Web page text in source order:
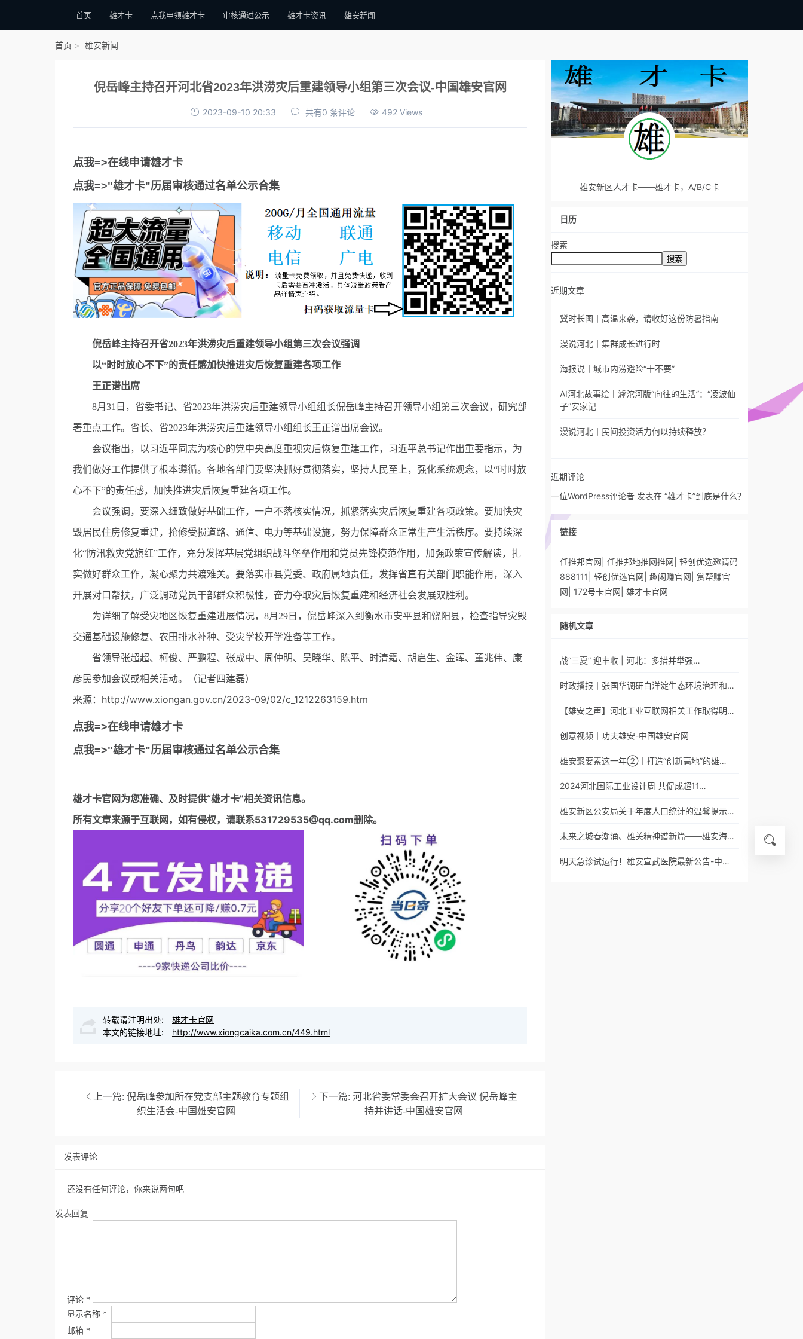
首页 雄才卡 点我申领雄才卡 审核通过公示 雄才卡资讯 雄安新闻
首页 雄安新闻
倪岳峰主持召开河北省2023年洪涝灾后重建领导小组第三次会议-中国雄安官网
2023-09-10 20:33 共有0 条评论 492 Views
点我=>在线申请雄才卡
点我=>"雄才卡"历届审核通过名单公示合集
倪岳峰主持召开省2023年洪涝灾后重建领导小组第三次会议强调
以“时时放心不下”的责任感加快推进灾后恢复重建各项工作
王正谱出席
8月31日，省委书记、省2023年洪涝灾后重建领导小组组长倪岳峰主持召开领导小组第三次会议，研究部
署重点工作。省长、省2023年洪涝灾后重建领导小组组长王正谱出席会议。
会议指出，以习近平同志为核心的党中央高度重视灾后恢复重建工作，习近平总书记作出重要指示，为
我们做好工作提供了根本遵循。各地各部门要坚决抓好贯彻落实，坚持人民至上，强化系统观念，以“时时放
心不下”的责任感，加快推进灾后恢复重建各项工作。
会议强调，要深入细致做好基础工作，一户不落核实情况，抓紧落实灾后恢复重建各项政策。要加快灾
毁居民住房修复重建，抢修受损道路、通信、电力等基础设施，努力保障群众正常生产生活秩序。要持续深
化“防汛救灾党旗红”工作，充分发挥基层党组织战斗堡垒作用和党员先锋模范作用，加强政策宣传解读，扎
实做好群众工作，凝心聚力共渡难关。要落实市县党委、政府属地责任，发挥省直有关部门职能作用，深入
开展对口帮扶，广泛调动党员干部群众积极性，奋力夺取灾后恢复重建和经济社会发展双胜利。
为详细了解受灾地区恢复重建进展情况，8月29日，倪岳峰深入到衡水市安平县和饶阳县，检查指导灾毁
交通基础设施修复、农田排水补种、受灾学校开学准备等工作。
省领导张超超、柯俊、严鹏程、张成中、周仲明、吴晓华、陈平、时清霜、胡启生、金晖、董兆伟、康
彦民参加会议或相关活动。（记者四建磊）
来源：http://www.xiongan.gov.cn/2023-09/02/c_1212263159.htm
点我=>在线申请雄才卡
点我=>"雄才卡"历届审核通过名单公示合集
雄才卡官网为您准确、及时提供“雄才卡”相关资讯信息。
所有文章来源于互联网，如有侵权，请联系531729535@qq.com删除。
转载请注明出处:
雄才卡官网
本文的链接地址:
http://www.xiongcaika.com.cn/449.html
上一篇: 倪岳峰参加所在党支部主题教育专题组
织生活会-中国雄安官网
下一篇: 河北省委常委会召开扩大会议 倪岳峰主
持并讲话-中国雄安官网
发表评论
还没有任何评论，你来说两句吧
发表回复
评论 *
显示名称 *
邮箱 *
雄安新区人才卡——雄才卡，A/B/C卡
日历
搜索
搜索
近期文章
冀时长图丨高温来袭，请收好这份防暑指南
漫说河北丨集群成长进行时
海报说丨城市内涝避险“十不要”
AI河北故事绘丨滹沱河版“向往的生活”：“凌波仙
子”安家记
漫说河北丨民间投资活力何以持续释放？
近期评论
一位WordPress评论者 发表在 “雄才卡”到底是什么？
链接
任推邦官网 任推邦地推网推网 轻创优选邀请码
888111
轻创优选官网 趣闲赚官网
赏帮赚官
网
172号卡官网 雄才卡官网
随机文章
战“三夏” 迎丰收 | 河北：多措并举强…
时政播报丨张国华调研白洋淀生态环境治理和…
【雄安之声】河北工业互联网相关工作取得明…
创意视频丨功夫雄安-中国雄安官网
雄安聚要素这一年②丨打造“创新高地”的雄…
2024河北国际工业设计周 共促成超11…
雄安新区公安局关于年度人口统计的温馨提示…
未来之城春潮涌、雄关精神谱新篇——雄安海…
明天急诊试运行！雄安宣武医院最新公告-中…